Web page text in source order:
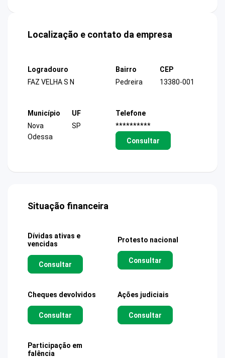
Localização e contato da empresa
Logradouro
FAZ VELHA S N
Bairro
Pedreira
CEP
13380-001
Município
Nova
Odessa
UF
SP
Telefone
**********
Consultar
Situação financeira
Dívidas ativas e
vencidas
Consultar
Protesto nacional
Consultar
Cheques devolvidos
Consultar
Ações judiciais
Consultar
Participação em
falência